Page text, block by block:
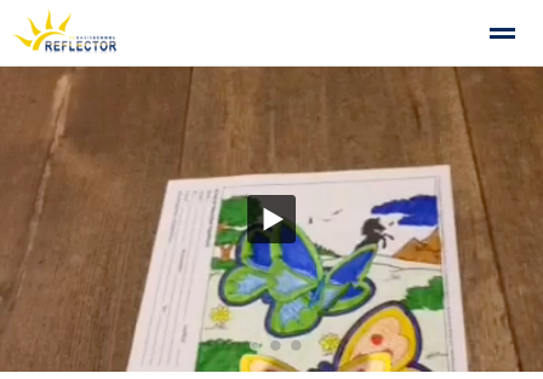
Privacy op school Gemeenschappelijke
Zoeken Foto's
● ● ●